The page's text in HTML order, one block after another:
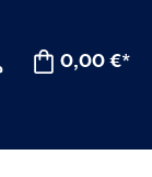
0,00 €*